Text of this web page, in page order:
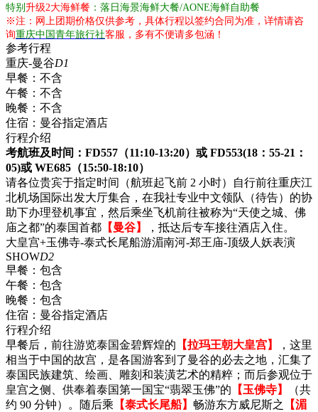
特别 升级2大海鲜餐 ：落日海景海鲜大餐/AONE海鲜自助餐
※注：网上团期价格仅供参考，具体行程以签约合同为准，详情请咨
询重庆中国青年旅行社客服，多有不便请多包涵！
参考行程
重庆-曼谷D1
早餐： 不含
午餐： 不含
晚餐： 不含
住宿： 曼谷指定酒店
行程介绍
考航班及时间：FD557（11:10-13:20）或 FD553(18：55-21：
05)或 WE685（15:50-18:10）
请各位贵宾于指定时间（航班起飞前 2 小时）自行前往重庆江
北机场国际出发大厅集合，在我社专业中文领队（待告）的协
助下办理登机事宜，然后乘坐飞机前往被称为“天使之城、佛
庙之都”的泰国首都 【曼谷】
，抵达后专车接往酒店入住。
大皇宫+玉佛寺-泰式长尾船游湄南河-郑王庙-顶级人妖表演
SHOWD2
早餐： 包含
午餐： 包含
晚餐： 包含
住宿： 曼谷指定酒店
行程介绍
早餐后，前往游览泰国金碧辉煌的 【拉玛王朝大皇宫】
，这里
相当于中国的故宫，是各国游客到了曼谷的必去之地，汇集了
泰国民族建筑、绘画、雕刻和装潢艺术的精粹；而后参观位于
皇宫之侧、供奉着泰国第一国宝“翡翠玉佛”的 【玉佛寺】
（共
约 90 分钟）。随后乘 【泰式长尾船】 畅游东方威尼斯之
【湄